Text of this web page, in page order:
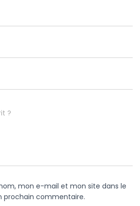
?
mon e-mail et mon site dans le
prochain commentaire.